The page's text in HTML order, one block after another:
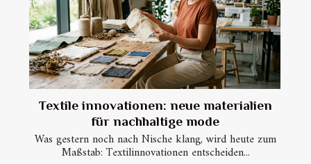
Textile innovationen: neue materialien
für nachhaltige mode
Was gestern noch nach Nische klang, wird heute zum
Maßstab: Textilinnovationen entscheiden...